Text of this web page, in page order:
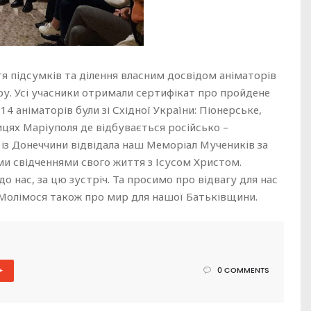
підсумків та ділення власним досвідом аніматорів
Усі учасники отримали сертифікат про пройдене
аніматорів були зі Східної України: Піонерське,
Маріуполя де відбувається російсько –
Донеччини відвідала наш Меморіал Мучеників за
свідченнями свого життя з Ісусом Христом.
нас, за цю зустріч. Та просимо про відвагу для нас
також про мир для нашої Батьківщини.
0 COMMENTS